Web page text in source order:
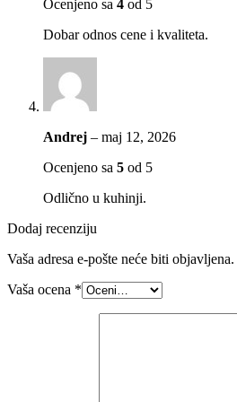
Ocenjeno sa 4 od 5
Dobar odnos cene i kvaliteta.
Andrej – maj 12, 2026
Ocenjeno sa 5 od 5
Odlično u kuhinji.
Dodaj recenziju
Vaša adresa e-pošte neće biti objavljena.
Vaša ocena *